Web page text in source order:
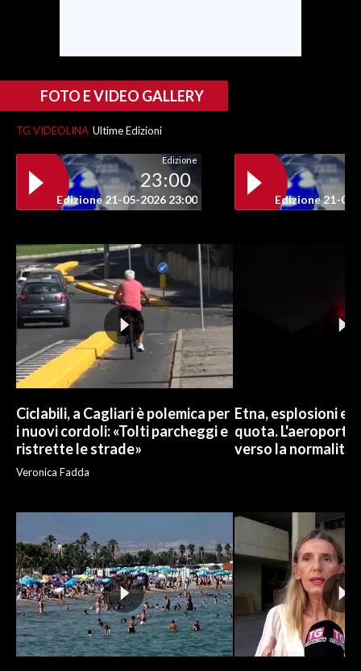
EVENTI
#CARAUNIONE
3 MINUTI CON
INSULARITÀ
INFO AZIENDE
ABBONATI
ANNUNCI
NECROLOGI
PUBBLICITÀ
SPIAGGE
STORE
FOTO E VIDEO GALLERY
TG VIDEOLINA Ultime Edizioni
Edizione
23:00
Edizione 21-05-2026 23:00 Edizione 21-05-
Ciclabili, a Cagliari è polemica per
i nuovi cordoli: «Tolti parcheggi e
ristrette le strade»
Veronica Fadda
Etna, esplosioni e
quota. L'aeroporto
verso la normalità